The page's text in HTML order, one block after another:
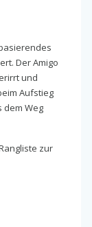
Der Amigo
und
Aufstieg
dem Weg
zur